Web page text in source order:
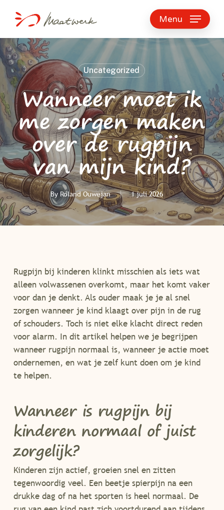
content
Menu
Uncategorized
Wanneer moet ik
me zorgen maken
over de rugpijn
van mijn kind?
By Roland Ouwejan 1 juli 2026
Rugpijn bij kinderen klinkt misschien als iets wat
alleen volwassenen overkomt, maar het komt vaker
voor dan je denkt. Als ouder maak je je al snel
zorgen wanneer je kind klaagt over pijn in de rug
of schouders. Toch is niet elke klacht direct reden
voor alarm. In dit artikel helpen we je begrijpen
wanneer rugpijn normaal is, wanneer je actie moet
ondernemen, en wat je zelf kunt doen om je kind
te helpen.
Wanneer is rugpijn bij
kinderen normaal of juist
zorgelijk?
Kinderen zijn actief, groeien snel en zitten
tegenwoordig veel. Een beetje spierpijn na een
drukke dag of na het sporten is heel normaal. De